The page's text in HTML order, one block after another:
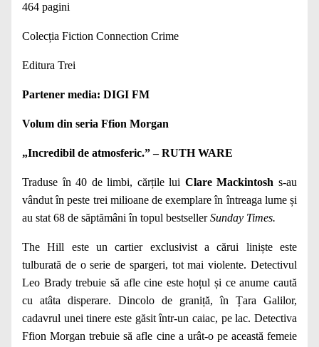
464 pagini
Colecția Fiction Connection Crime
Editura Trei
Partener media: DIGI FM
Volum din seria Ffion Morgan
„Incredibil de atmosferic.” – RUTH WARE
Traduse în 40 de limbi, cărțile lui Clare Mackintosh s-au
vândut în peste trei milioane de exemplare în întreaga lume și
au stat 68 de săptămâni în topul bestsellerSunday Times.
The Hill este un cartier exclusivist a cărui liniște este
tulburată de o serie de spargeri, tot mai violente. Detectivul
Leo Brady trebuie să afle cine este hoțul și ce anume caută
cu atâta disperare. Dincolo de graniță, în Țara Galilor,
cadavrul unei tinere este găsit într-un caiac, pe lac. Detectiva
Ffion Morgan trebuie să afle cine a urât-o pe această femeie